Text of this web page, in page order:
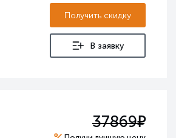
Получить скидку
В заявку
37869е